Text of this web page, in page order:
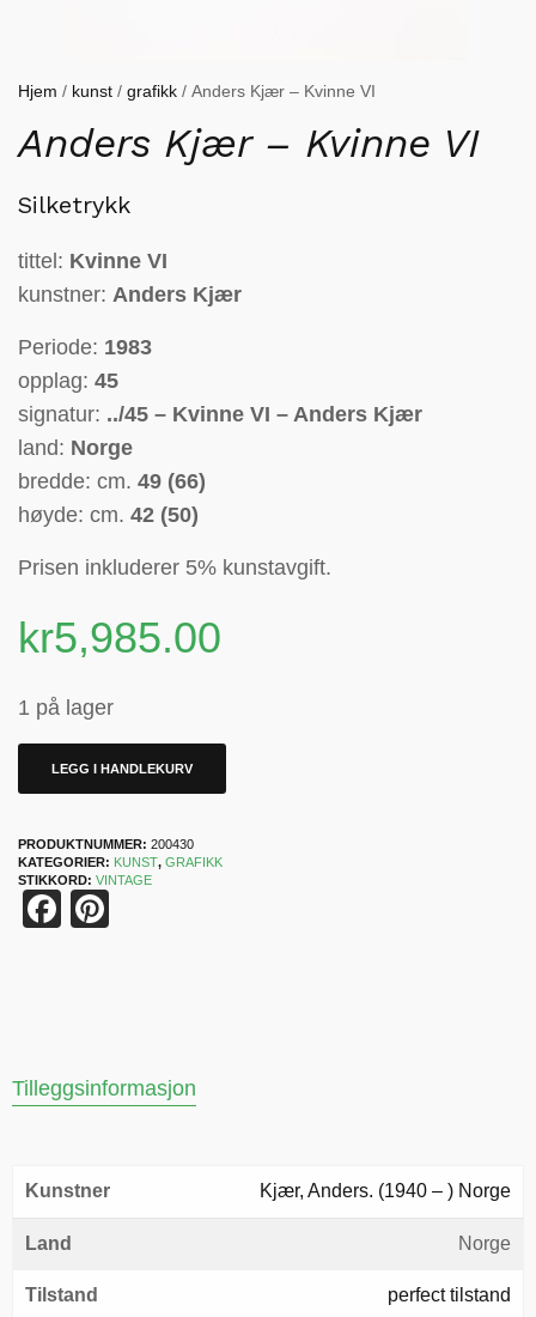
Hjem / kunst / grafikk / Anders Kjær – Kvinne VI
Anders Kjær – Kvinne VI
Silketrykk
tittel: Kvinne VI
kunstner: Anders Kjær
Periode: 1983
opplag: 45
signatur: ../45 – Kvinne VI – Anders Kjær
land: Norge
bredde: cm. 49 (66)
høyde: cm. 42 (50)
Prisen inkluderer 5% kunstavgift.
kr5,985.00
1 på lager
LEGG I HANDLEKURV
PRODUKTNUMMER: 200430
KATEGORIER: KUNST, GRAFIKK
STIKKORD: VINTAGE
Facebook
Tilleggsinformasjon
Kunstner Kjær, Anders. (1940 – ) Norge
Land Norge
Tilstand perfect tilstand